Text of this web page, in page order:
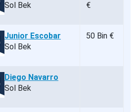
Sol Bek
€
Junior Escobar
Sol Bek
50 Bin €
Diego Navarro
Sol Bek